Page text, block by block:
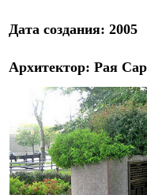
Дата создания: 2005
Архитектор: Рая